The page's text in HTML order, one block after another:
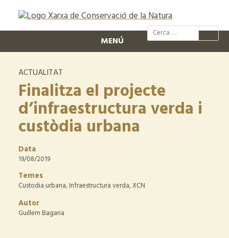
@xcn.cat
MENÚ
ACTUALITAT
Finalitza el projecte
d’infraestructura verda i
custòdia urbana
Data
19/08/2019
Temes
Custodia urbana,Infraestructura verda,XCN
Autor
Guillem Bagaria